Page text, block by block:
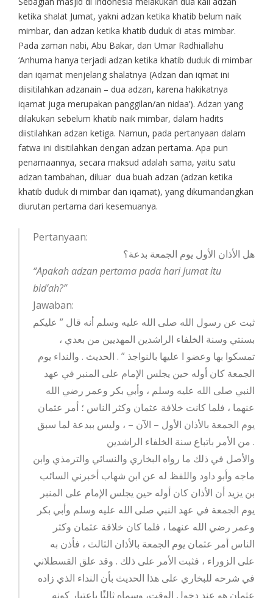
ketika shalat Jumat, yakni adzan ketika khatib belum naik
mimbar, dan adzan ketika khatib duduk di atas mimbar.
Pada zaman nabi, Abu Bakar, dan Umar Radhiallahu
‘Anhuma hanya terjadi adzan ketika khatib duduk di mimbar
dan iqamat menjelang shalatnya (Adzan dan iqmat ini
diisitilahkan adzanain – dua adzan, karena hakikatnya
iqamat juga merupakan panggilan/an nidaa’). Adzan yang
dilakukan sebelum khatib naik mimbar, dalam hadits
diistilahkan adzan ketiga. Namun, pada pertanyaan dalam
fatwa ini disitilahkan dengan adzan pertama. Apa pun
penamaannya, secara maksud adalah sama, yaitu satu
adzan tambahan, diluar dua buah adzan (adzan ketika
khatib duduk di mimbar dan iqamat), yang dikumandangkan
diurutan pertama dari kesemuanya.
Pertanyaan:
هل الأذان الأول يوم الجمعة بدعة؟
“Apakah adzan pertama pada hari Jumat itu
bid’ah?”
Jawaban:
ثبت عن رسول الله صلى الله عليه وسلم أنه قال ” عليكم
بسنتي وسنة الخلفاء الراشدين المهديين من بعدي ،
تمسكوا بها وعضو ا عليها بالنواجذ ” . الحديث . والنداء يوم
الجمعة كان أوله حين يجلس الإمام على المنبر في عهد
النبي صلى الله عليه وسلم ، وأبي بكر وعمر رضي الله
عنهما ، فلما كانت خلافة عثمان وكثر الناس ؛ أمر عثمان
يوم الجمعة بالأذان الأول – الآن – ، وليس ببدعة لما سبق
من الأمر باتباع سنة الخلفاء الراشدين .
والأصل في ذلك ما رواه البخاري والنسائي والترمذي وابن
ماجه وأبو داود واللفظ له عن ابن شهاب أخبرني السائب
بن يزيد أن الأذان كان أوله حين يجلس الإمام على المنبر
يوم الجمعة في عهد النبي صلى الله عليه وسلم وأبي بكر
وعمر رضي الله عنهما ، فلما كان خلافة عثمان وكثر
الناس أمر عثمان يوم الجمعة بالأذان الثالث ، فأذن به
على الزوراء ، فثبت الأمر على ذلك . وقد علق القسطلاني
في شرحه للبخاري على هذا الحديث بأن النداء الذي زاده
عثمان هو عند دخول الوقت، وسماه ثالثًا باعتبار كونه